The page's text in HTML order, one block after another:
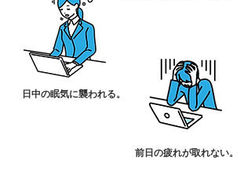
日中の眠気に襲われる。
前日の疲れが取れない。